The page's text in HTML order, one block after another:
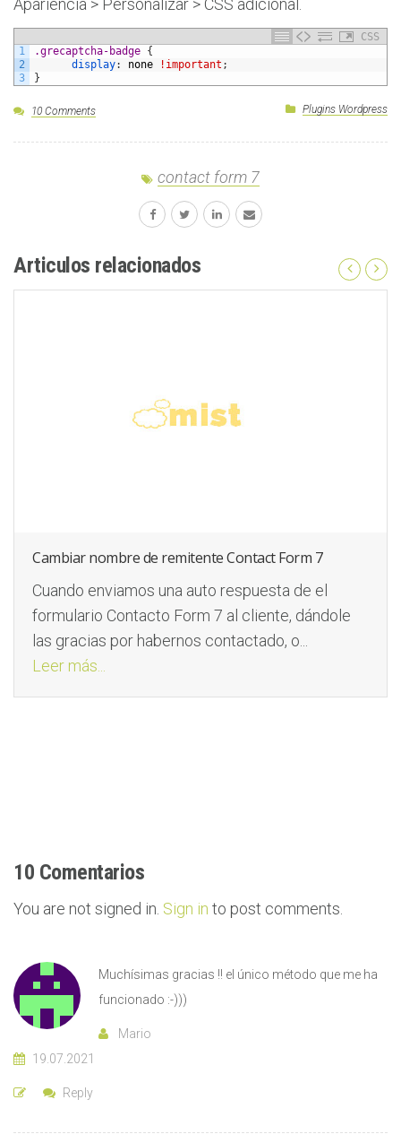
Apariencia > Personalizar > CSS adicional.
CSS
1
2
3
.grecaptcha-badge {
display: none !important ;
}
Plugins Wordpress
10 Comments
contact form 7
Articulos relacionados
Cambiar nombre de remitente Contact Form 7
Cuando enviamos una auto respuesta de el
formulario Contacto Form 7 al cliente, dándole
las gracias por habernos contactado, o...
Leer más...
10 Comentarios
You are not signed in. Sign in to post comments.
Muchísimas gracias !! el único método que me ha
funcionado :-)))
Mario
19.07.2021
Reply